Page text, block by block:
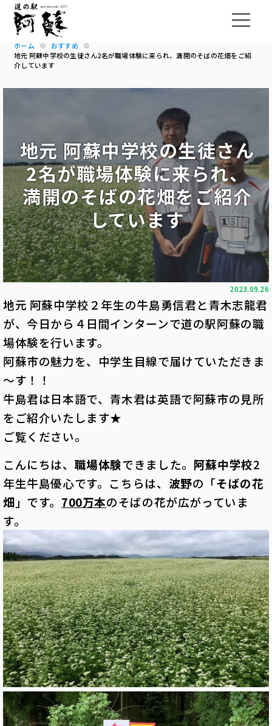
ホーム
おすすめ
地元 阿蘇中学校の生徒さん2名が職場体験に来られ、満開のそばの花畑をご紹
介しています
地元 阿蘇中学校の生徒さん
2名が職場体験に来られ、
満開のそばの花畑をご紹介
しています
2023.09.26
地元 阿蘇中学校２年生の牛島勇信君と青木志龍君
が、今日から４日間インターンで道の駅阿蘇の職
場体験を行います。
阿蘇市の魅力を、中学生目線で届けていただきま
～す！！
牛島君は日本語で、青木君は英語で阿蘇市の見所
をご紹介いたします★
ご覧ください。
こんにちは、 職場体験できました。 阿蘇中学校2
年生牛島優心です。こちらは、 波野の「そばの花
畑 」です。 700万本のそばの花が広がっていま
す。